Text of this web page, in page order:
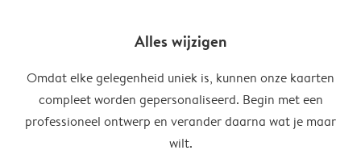
Alles wijzigen
Omdat elke gelegenheid uniek is, kunnen onze kaarten
compleet worden gepersonaliseerd. Begin met een
professioneel ontwerp en verander daarna wat je maar
wilt.